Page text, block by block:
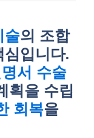
술의 조합
입니다.
서 수술
획을 수립
회복을